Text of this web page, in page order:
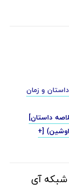
و زمان
داستان]
[+
آی